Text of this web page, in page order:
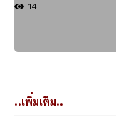
14
..เพิ่มเติม..